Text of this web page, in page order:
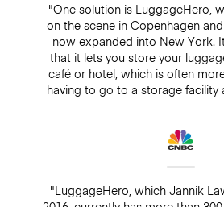
"One solution is LuggageHero,
on the scene in Copenhagen
now expanded into New York.
that it lets you store your
café or hotel, which is often
having to go to a storage facility
"LuggageHero, which Jannik